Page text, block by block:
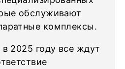
обслуживают
комплексы.
2025 году все ждут